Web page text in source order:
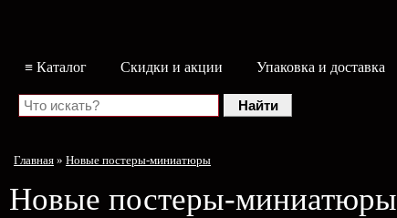
≡ Каталог Скидки и акции Упаковка и доставка
Главная » Новые постеры-миниатюры
Новые постеры-миниатюры